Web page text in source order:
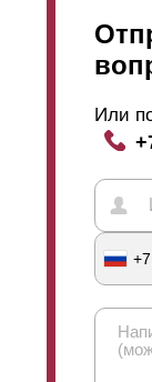
Или
+7